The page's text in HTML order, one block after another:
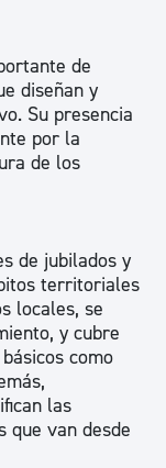
de
diseñan y
Su presencia
por la
de los
de jubilados y
territoriales
locales, se
y cubre
como
las
que van desde